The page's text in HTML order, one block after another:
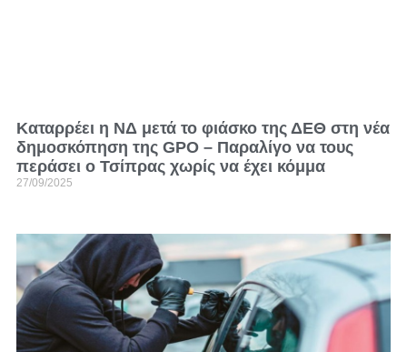
Kαταρρέει η ΝΔ μετά το φιάσκο της ΔΕΘ στη νέα
δημοσκόπηση της GPO – Παραλίγο να τους
περάσει ο Τσίπρας χωρίς να έχει κόμμα
27/09/2025